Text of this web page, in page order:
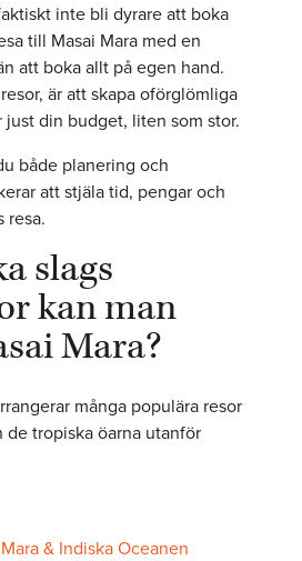
inte bli dyrare att boka
till Masai Mara med en
att boka allt på egen hand.
är att skapa oförglömliga
just din budget, liten som stor.
både planering och
att stjäla tid, pengar och
resa.
slags
kan man
Mara?
många populära resor
de tropiska öarna utanför
& Indiska Oceanen